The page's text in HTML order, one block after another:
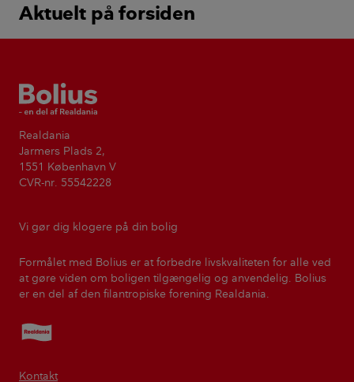
Aktuelt på forsiden
Bolius
Realdania
Jarmers Plads 2,
1551 København V
CVR-nr. 55542228
Vi gør dig klogere på din bolig
Formålet med Bolius er at forbedre livskvaliteten for alle ved
at gøre viden om boligen tilgængelig og anvendelig. Bolius
er en del af den filantropiske forening Realdania.
Realdania
Kontakt